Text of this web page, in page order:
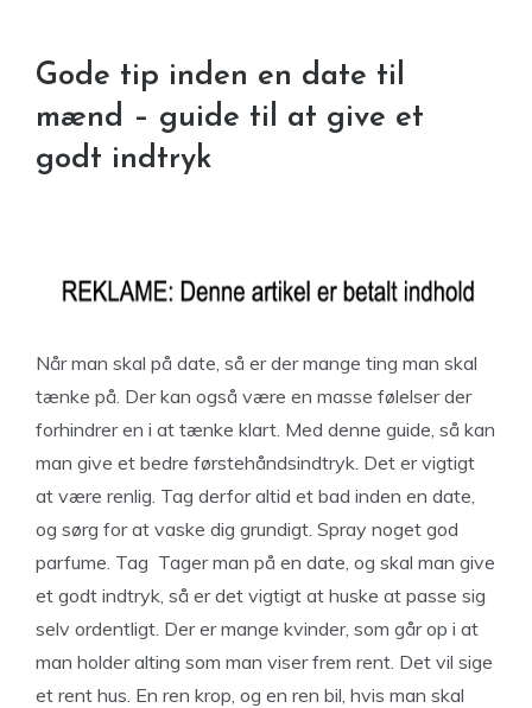
Gode tip inden en date til
mænd – guide til at give et
godt indtryk
Når man skal på date, så er der mange ting man skal
tænke på. Der kan også være en masse følelser der
forhindrer en i at tænke klart. Med denne guide, så kan
man give et bedre førstehåndsindtryk. Det er vigtigt
at være renlig. Tag derfor altid et bad inden en date,
og sørg for at vaske dig grundigt. Spray noget god
parfume. Tag Tager man på en date, og skal man give
et godt indtryk, så er det vigtigt at huske at passe sig
selv ordentligt. Der er mange kvinder, som går op i at
man holder alting som man viser frem rent. Det vil sige
et rent hus. En ren krop, og en ren bil, hvis man skal